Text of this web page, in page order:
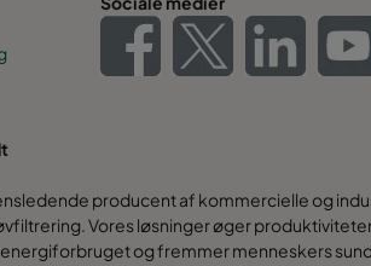
producent af kommercielle og
Vores løsninger øger
og fremmer menneskers